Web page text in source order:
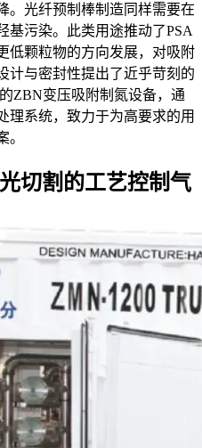
。光纤预制棒制造同样需要在
基污染。此类用途推动了PSA
低颗粒物的方向发展，对吸附
计与密封性提出了近乎苛刻的
ZBN变压吸附制氮设备，通
理系统，致力于为高要求的用
。
切割的工艺控制气